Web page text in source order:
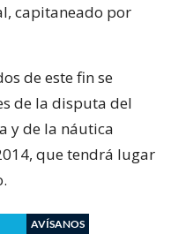
capitaneado por
de este fin se
de la disputa del
y de la náutica
que tendrá lugar
AVÍSANOS